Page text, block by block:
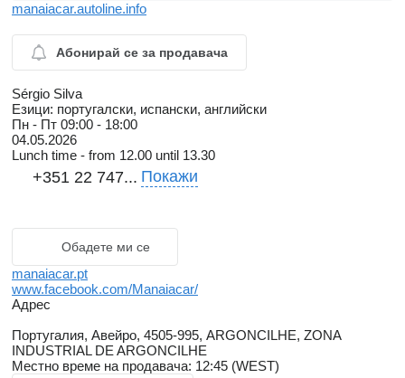
manaiacar.autoline.info
Абонирай се за продавача
Sérgio Silva
Езици: португалски, испански, английски
Пн - Пт 09:00 - 18:00
04.05.2026
Lunch time - from 12.00 until 13.30
+351 22 747... Покажи
Обадете ми се
manaiacar.pt
www.facebook.com/Manaiacar/
Адрес
Португалия, Авейро, 4505-995, ARGONCILHE, ZONA
INDUSTRIAL DE ARGONCILHE
Местно време на продавача: 12:45 (WEST)